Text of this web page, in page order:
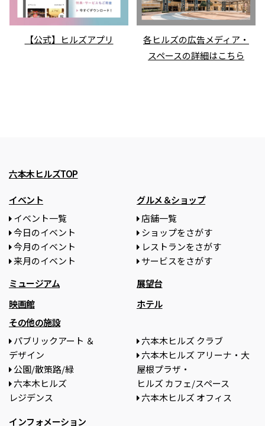
【公式】ヒルズアプリ
各ヒルズの広告メディア・
スペースの詳細はこちら
六本木ヒルズTOP
イベント
イベント一覧
今日のイベント
今月のイベント
来月のイベント
グルメ＆ショップ
店舗一覧
ショップをさがす
レストランをさがす
サービスをさがす
ミュージアム
映画館
展望台
ホテル
その他の施設
パブリックアート ＆
デザイン
公園/散策路/緑
六本木ヒルズ
レジデンス
六本木ヒルズ クラブ
六本木ヒルズ アリーナ・大
屋根プラザ・
ヒルズ カフェ/スペース
六本木ヒルズ オフィス
インフォメーション